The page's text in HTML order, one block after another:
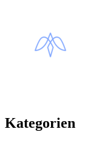
Kategorien